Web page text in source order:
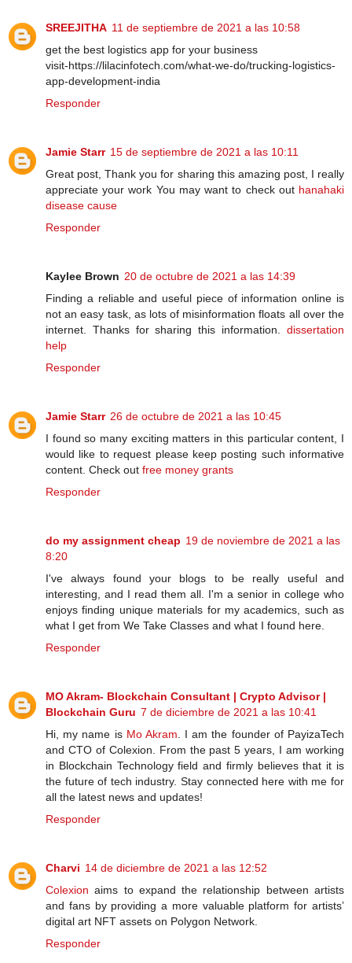
SREEJITHA 11 de septiembre de 2021 a las 10:58
get the best logistics app for your business
visit-https://lilacinfotech.com/what-we-do/trucking-logistics-
app-development-india
Responder
Jamie Starr 15 de septiembre de 2021 a las 10:11
Great post, Thank you for sharing this amazing post, I really
appreciate your work You may want to check out hanahaki
disease cause
Responder
Kaylee Brown 20 de octubre de 2021 a las 14:39
Finding a reliable and useful piece of information online is
not an easy task, as lots of misinformation floats all over the
internet. Thanks for sharing this information. dissertation
help
Responder
Jamie Starr 26 de octubre de 2021 a las 10:45
I found so many exciting matters in this particular content, I
would like to request please keep posting such informative
content. Check out free money grants
Responder
do my assignment cheap 19 de noviembre de 2021 a las
8:20
I've always found your blogs to be really useful and
interesting, and I read them all. I'm a senior in college who
enjoys finding unique materials for my academics, such as
what I get from We Take Classes and what I found here.
Responder
MO Akram- Blockchain Consultant | Crypto Advisor |
Blockchain Guru 7 de diciembre de 2021 a las 10:41
Hi, my name isMo Akram . I am the founder of PayizaTech
and CTO of Colexion. From the past 5 years, I am working
in Blockchain Technology field and firmly believes that it is
the future of tech industry. Stay connected here with me for
all the latest news and updates!
Responder
Charvi 14 de diciembre de 2021 a las 12:52
Colexion aims to expand the relationship between artists
and fans by providing a more valuable platform for artists’
digital art NFT assets on Polygon Network.
Responder